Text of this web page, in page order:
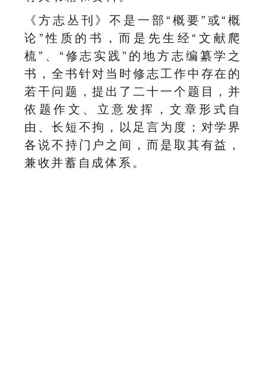
《方志丛刊》不是一部“概要”或“概
论”性质的书，而是先生经“文献爬
梳”、“修志实践”的地方志编纂学之
书，全书针对当时修志工作中存在的
若干问题，提出了二十一个题目，并
依题作文、立意发挥，文章形式自
由、长短不拘，以足言为度；对学界
各说不持门户之间，而是取其有益，
兼收并蓄自成体系。